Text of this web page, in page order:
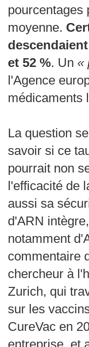
pourcentages
moyenne.
et 52 %. Un «
l'Agence
médicaments
La question
savoir si ce
pourrait non
l'efficacité de
aussi sa
d'ARN
notamment
commentaire
chercheur à
Zurich, qui
sur les
CureVac en
entreprise, et